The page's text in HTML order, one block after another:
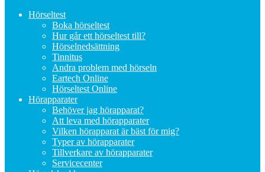
Hörseltest
Boka hörseltest
Hur går ett hörseltest till?
Hörselnedsättning
Tinnitus
Andra problem med hörseln
Eartech Online
Hörseltest Online
Hörapparater
Behöver jag hörapparat?
Att leva med hörapparater
Vilken hörapparat är bäst för mig?
Typer av hörapparater
Tillverkare av hörapparater
Servicecenter